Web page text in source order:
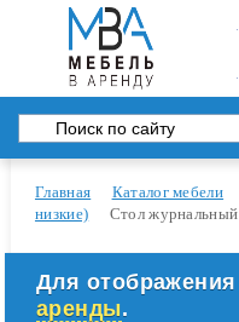
Главная Каталог мебели
низкие)
Стол
Для
аренды.